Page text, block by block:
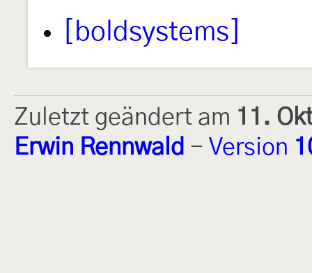
[boldsystems]
Zuletzt geändert am 11.
Erwin Rennwald - Version